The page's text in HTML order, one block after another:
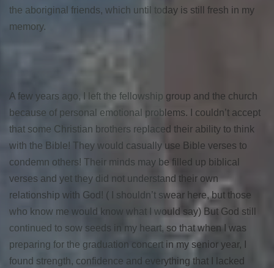
the aboriginal friends, which until today is still fresh in my
memory.
A few years ago, I left the fellowship group and the church
because of personal emotional problems. I couldn’t accept
that some Christian brothers replaced their ability to think
with the Bible! They would casually use Bible verses to
condemn others! Their minds may be filled up biblical
verses and yet they did not understand their own
relationship with God! ( I shouldn’t swear here, but those
who know me would know what I would say) But God still
continued to sow seeds in my heart, so that when I was
preparing for the graduation concert in my senior year, I
found strength, confidence and everything that I lacked